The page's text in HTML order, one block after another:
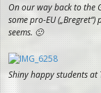
On our way back to the
some pro-EU
seems. 🙁
Shiny happy students